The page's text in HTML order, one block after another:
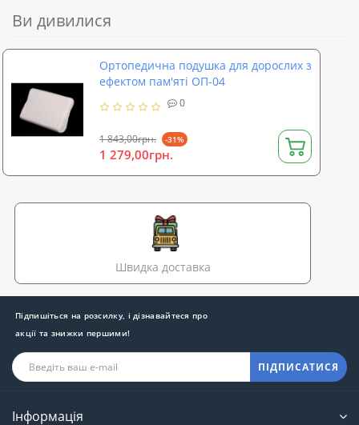
Ви дивилися
Ортопедична подушка для дорослих з
ефектом пам'яті ОП-04
0
1 843,00грн. -31%
1 279,00грн.
Швидка доставка
Підпишіться на розсилку, і дізнавайтеся про
акції та знижки першими!
ПІДПИСАТИСЯ
Інформація